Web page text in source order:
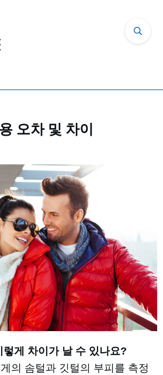
오차 및 차이
게 차이가 날 수 있나요?
의 솜털과 깃털의 부피를 측정